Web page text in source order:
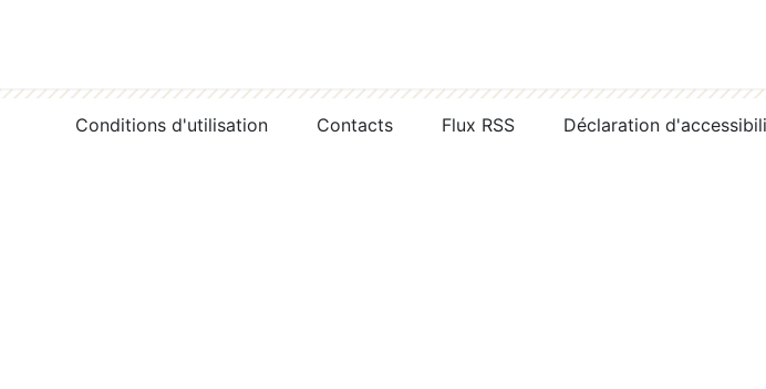
Conditions d'utilisation Contacts Flux RSS Déclaration